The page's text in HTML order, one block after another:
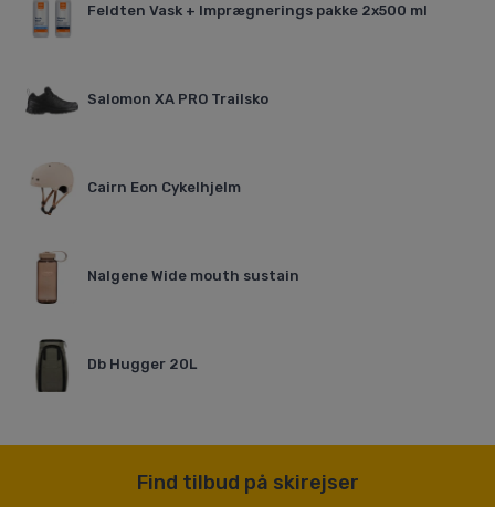
Feldten Vask + Imprægnerings pakke 2x500 ml
Salomon XA PRO Trailsko
Cairn Eon Cykelhjelm
Nalgene Wide mouth sustain
Db Hugger 20L
Find tilbud på skirejser